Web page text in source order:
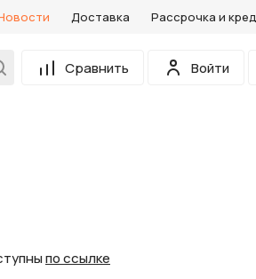
Доставка Рассрочка и
Сравнить
Войти
по ссылке